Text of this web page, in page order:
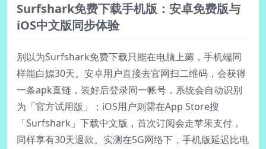
Surfshark免费下载手机版：安卓免费版与
iOS中文版同步体验
别以为Surfshark免费下载只能在电脑上薅，手机端同
样能白嫖30天。安卓用户直接去官网扫二维码，会获得
一条apk直链，装好后登录同一帐号，系统会自动识别
为「官方试用版」；iOS用户则需在App Store搜
「Surfshark」下载中文版，首次订阅会走苹果支付，
同样享有30天退款。实测在5G网络下，手机版延迟比电